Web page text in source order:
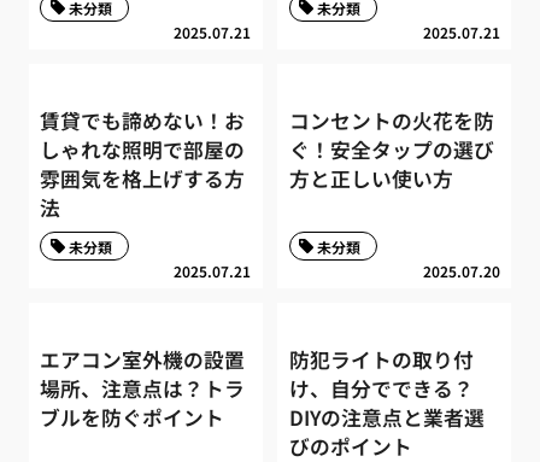
2025.07.21
未分類
2025.07.21
未分類
賃貸でも諦めない！お
しゃれな照明で部屋の
雰囲気を格上げする方
法
2025.07.21
未分類
コンセントの火花を防
ぐ！安全タップの選び
方と正しい使い方
2025.07.20
未分類
エアコン室外機の設置
場所、注意点は？トラ
ブルを防ぐポイント
防犯ライトの取り付
け、自分でできる？
DIYの注意点と業者選
びのポイント